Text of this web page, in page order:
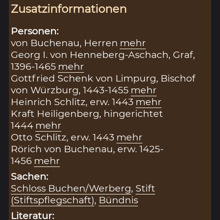
Zusatzinformationen
Personen:
von Buchenau, Herren mehr
Georg I. von Henneberg-Aschach, Graf,
1396-1465 mehr
Gottfried Schenk von Limpurg, Bischof
von Würzburg, 1443-1455 mehr
Heinrich Schlitz, erw. 1443 mehr
Kraft Heiligenberg, hingerichtet
1444 mehr
Otto Schlitz, erw. 1443 mehr
Rörich von Buchenau, erw. 1425-
1456 mehr
Sachen:
Schloss Buchen/Werberg, Stift
(Stiftspflegschaft), Bündnis
Literatur: